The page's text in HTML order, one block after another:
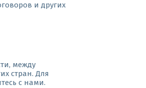
и других
между
стран. Для
с нами.